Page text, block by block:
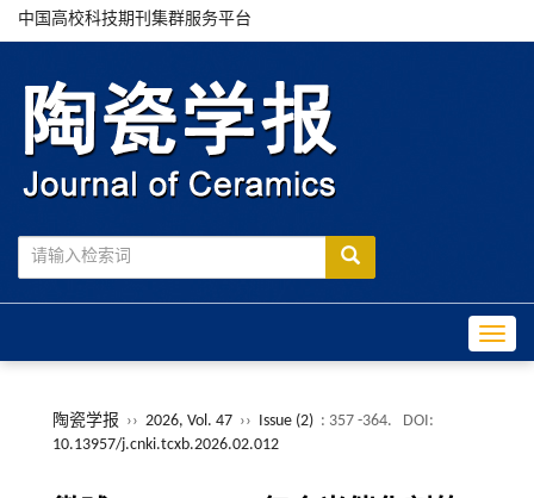
中国高校科技期刊集群服务平台
陶瓷学报 ›› 2026, Vol. 47 ›› Issue (2) : 357 -364.
DOI:
10.13957/j.cnki.tcxb.2026.02.012